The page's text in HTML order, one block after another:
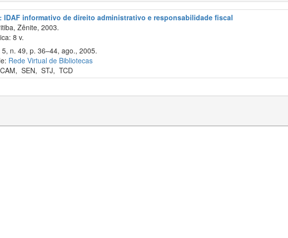
IDAF informativo de direito administrativo e responsabilidade fiscal
Zênite, 2003.
8 v.
n. 49, p. 36–44, ago., 2005.
Rede Virtual de Bibliotecas
CAM, SEN, STJ, TCD